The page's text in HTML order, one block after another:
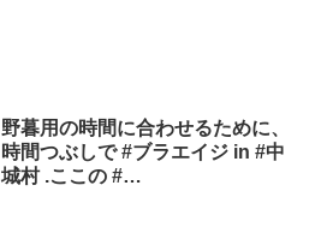
野暮用の時間に合わせるために、
時間つぶしで #ブラエイジ in #中
城村 .ここの #…